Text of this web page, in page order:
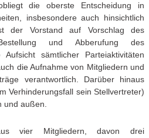
die oberste Entscheidung in
insbesondere auch hinsichtlich
der Vorstand auf Vorschlag des
und Abberufung des
Aufsicht sämtlicher Parteiaktivitäten
die Aufnahme von Mitgliedern und
verantwortlich. Darüber hinaus
Verhinderungsfall sein Stellvertreter)
und außen.
vier Mitgliedern, davon drei